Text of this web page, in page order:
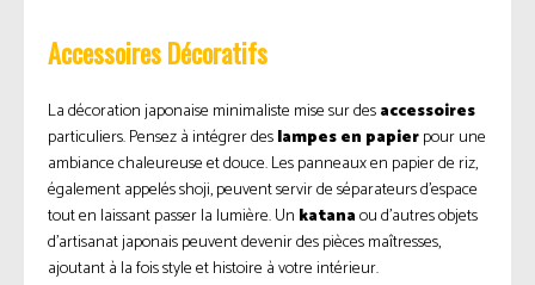
Accessoires Décoratifs
La décoration japonaise minimaliste mise sur desaccessoires
particuliers. Pensez à intégrer deslampes en papierpour une
ambiance chaleureuse et douce. Les panneaux en papier de riz,
également appelés shoji, peuvent servir de séparateurs d’espace
tout en laissant passer la lumière. Un katanaou d’autres objets
d’artisanat japonais peuvent devenir des pièces maîtresses,
ajoutant à la fois style et histoire à votre intérieur.